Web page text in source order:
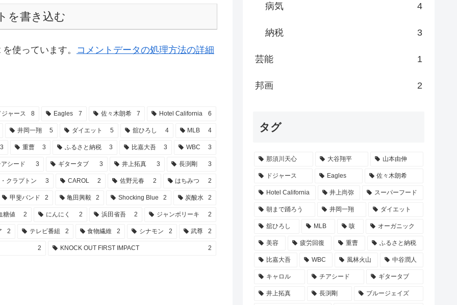
を書き込む
使っています。 コメントデータの処理方法の詳細
ジャース 8 Eagles 7 佐々木朗希 7 Hotel California 6
井岡一翔 5 ダイエット 5 舘ひろし 4 MLB 4
3 重曹 3 ふるさと納税 3 比嘉大吾 3 WBC 3
シード 3 ギタータブ 3 井上拓真 3 長渕剛 3
クラプトン 3 CAROL 2 佐野元春 2 はちみつ 2
甲斐バンド 2 亀田興毅 2 Shocking Blue 2 炭酸水 2
糖値 2 にんにく 2 浜田省吾 2 ジャンボリーキ 2
2 テレビ番組 2 食物繊維 2 シナモン 2 武尊 2
2 KNOCK OUT FIRST IMPACT 2
病気 4
納税 3
芸能 1
邦画 2
タグ
那須川天心 大谷翔平 山本由伸
ドジャース Eagles 佐々木朗希
Hotel California 井上尚弥 スーパーフード
朝まで踊ろう 井岡一翔 ダイエット
舘ひろし MLB 咳 オーガニック
美容 疲労回復 重曹 ふるさと納税
比嘉大吾 WBC 風林火山 中谷潤人
キャロル チアシード ギタータブ
井上拓真 長渕剛 ブルージェイズ